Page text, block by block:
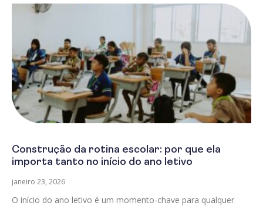
Construção da rotina escolar: por que ela
importa tanto no início do ano letivo
janeiro 23, 2026
O início do ano letivo é um momento-chave para qualquer